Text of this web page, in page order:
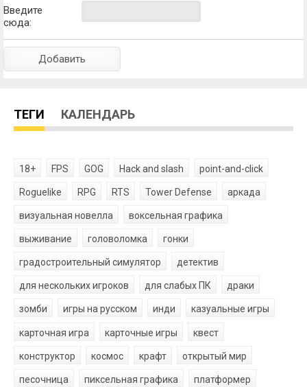
Введите
сюда:
ТЕГИ КАЛЕНДАРЬ
18+ FPS GOG Hack and slash point-and-click
Roguelike RPG RTS Tower Defense аркада
визуальная новелла воксельная графика
выживание головоломка гонки
градостроительный симулятор детектив
для нескольких игроков для слабых ПК драки
зомби игры на русском инди казуальные игры
карточная игра карточные игры квест
конструктор космос крафт открытый мир
песочница пиксельная графика платформер